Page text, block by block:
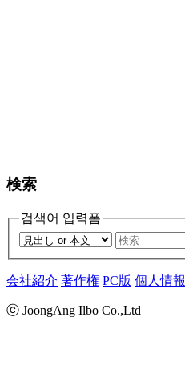
検索
검색어 입력폼
会社紹介 著作権 PC版 個人情報
ⓒ JoongAng Ilbo Co.,Ltd